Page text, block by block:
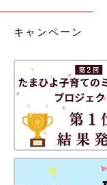
キャンペーン